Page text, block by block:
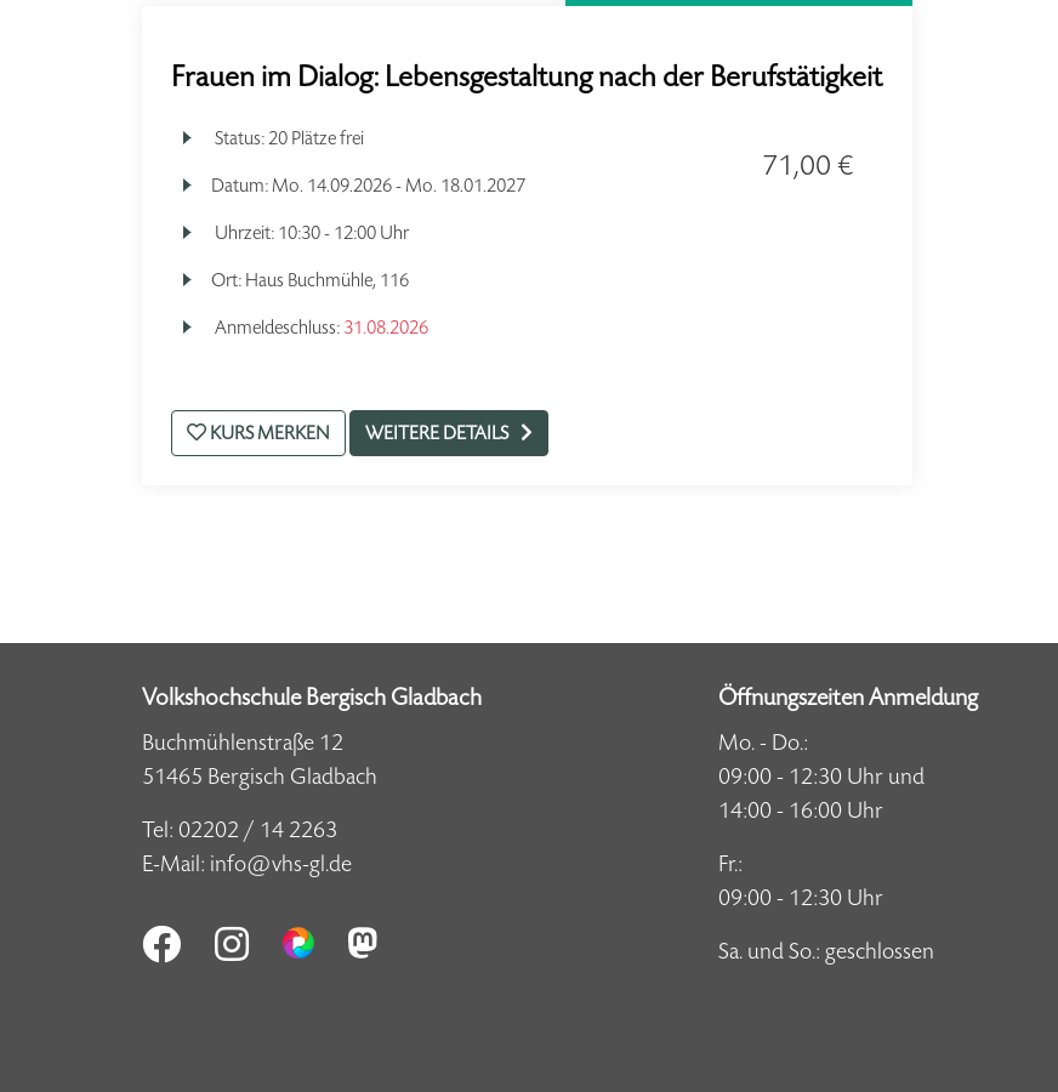
Frauen im Dialog: Lebensgestaltung nach der Berufstätigkeit
Status:20 Plätze frei
Datum: Mo. 14.09.2026 - Mo. 18.01.2027
Uhrzeit: 10:30 - 12:00 Uhr
Ort: Haus Buchmühle, 116
Anmeldeschluss: 31.08.2026
71,00 €
KURS MERKEN WEITERE DETAILS
Volkshochschule Bergisch Gladbach
Buchmühlenstraße 12
51465 Bergisch Gladbach
Tel: 02202 / 14 2263
E-Mail: info@vhs-gl.de
Öffnungszeiten Anmeldung
Mo. - Do.:
09:00 - 12:30 Uhr und
14:00 - 16:00 Uhr
Fr.:
09:00 - 12:30 Uhr
Sa. und So.: geschlossen